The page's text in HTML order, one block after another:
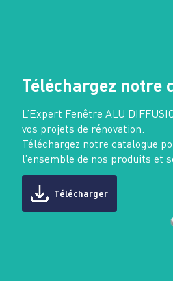
Téléchargez notre
L’Expert Fenêtre ALU
vos projets de rénovation.
Téléchargez notre catalogue
l’ensemble de nos produits et
Télécharger